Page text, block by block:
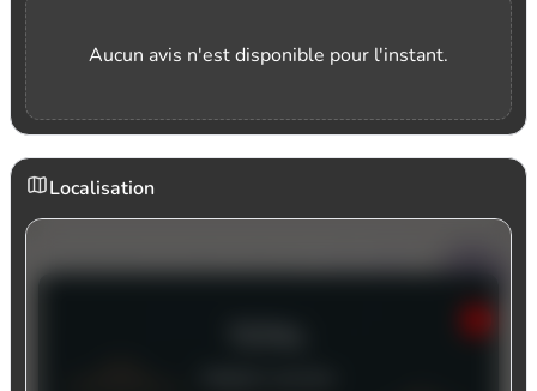
Aucun avis n'est disponible pour l'instant.
Localisation